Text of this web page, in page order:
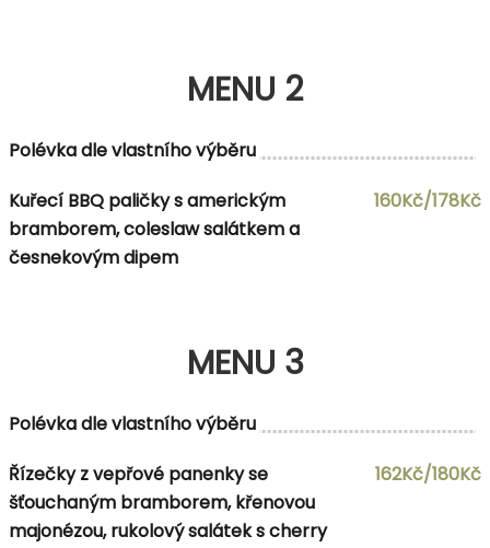
MENU 2
Polévka dle vlastního výběru
Kuřecí BBQ paličky s americkým
bramborem, coleslaw salátkem a
česnekovým dipem
160Kč/178Kč
MENU 3
Polévka dle vlastního výběru
Řízečky z vepřové panenky se
šťouchaným bramborem, křenovou
majonézou, rukolový salátek s cherry
162Kč/180Kč